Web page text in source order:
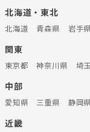
北海道・東北
北海道 青森県 岩手県
関東
東京都 神奈川県 埼
中部
愛知県 三重県 静岡県
近畿